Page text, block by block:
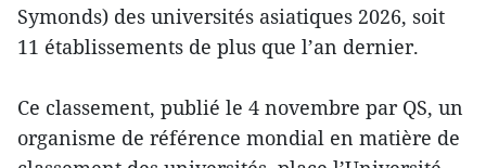
Symonds) des universités asiatiques 2026, soit
11 établissements de plus que l’an dernier.
Ce classement, publié le 4 novembre par QS, un
organisme de référence mondial en matière de